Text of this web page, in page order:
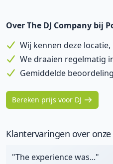
Over The DJ Company bij
Wij kennen deze
We draaien regelmatig
Gemiddelde
Bereken prijs voor DJ
Klantervaringen over
"The experience was..."